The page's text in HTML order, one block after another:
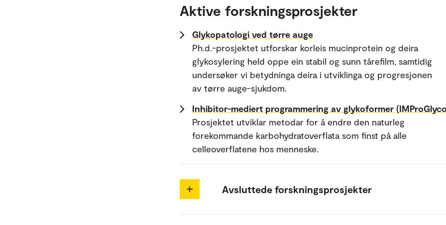
Aktive forskningsprosjekter
Glykopatologi ved tørre auge
Ph.d.-prosjektet utforskar korleis mucinprotein og deira
glykosylering held oppe ein stabil og sunn tårefilm, samtidig
undersøker vi betydninga deira i utviklinga og progresjonen
av tørre auge-sjukdom.
Inhibitor-mediert programmering av glykoformer
Prosjektet utviklar metodar for å endre den naturleg
forekommande karbohydratoverflata som finst på alle
celleoverflatene hos menneske.
Avsluttede forskningsprosjekter